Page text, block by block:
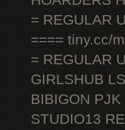
= REGULAR
==== tiny.cc/
= REGULAR
GIRLSHUB
BIBIGON
STUDIO13